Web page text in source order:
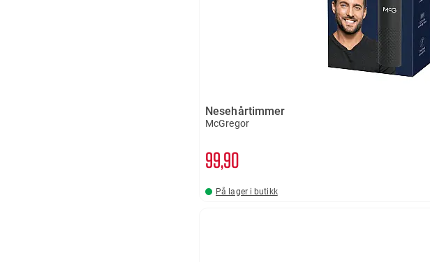
Nesehårtimmer
McGregor
9990
På lager i butikk